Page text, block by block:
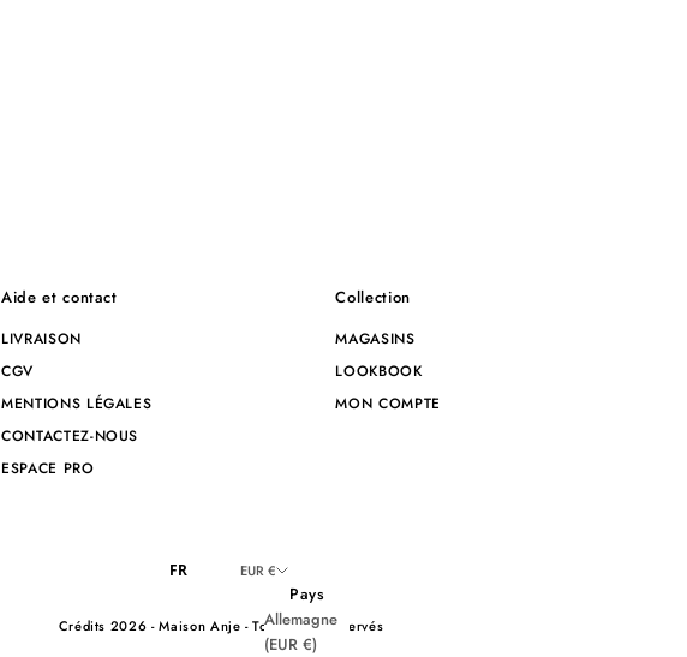
Aide et contact
LIVRAISON
CGV
MENTIONS LÉGALES
CONTACTEZ-NOUS
ESPACE PRO
Collection
MAGASINS
LOOKBOOK
MON COMPTE
FR EUR €
Pays
Allemagne
(EUR €)
Crédits 2026 - Maison Anje - Tous droits réservés